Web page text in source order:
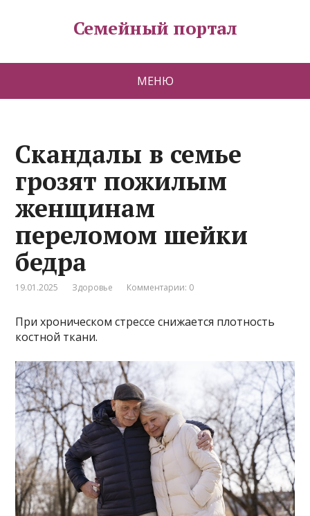
Семейный портал
МЕНЮ
Скандалы в семье
грозят пожилым
женщинам
переломом шейки
бедра
19.01.2025 Здоровье Комментарии: 0
При хроническом стрессе снижается плотность
костной ткани.